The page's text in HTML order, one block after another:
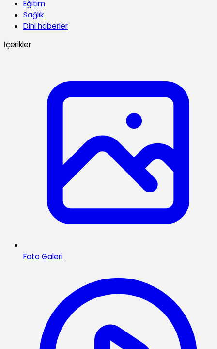
Eğitim
Sağlık
Dini haberler
İçerikler
Foto Galeri